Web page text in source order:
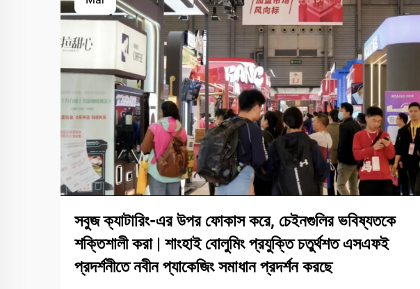
সবুজ ক্যাটারিং-এর উপর ফোকাস করে, চেইনগুলির ভবিষ্যতকে
শক্তিশালী করা | শাংহাই বোলুমিং প্রযুক্তি চতুর্থশত এসএফই
প্রদর্শনীতে নবীন প্যাকেজিং সমাধান প্রদর্শন করছে